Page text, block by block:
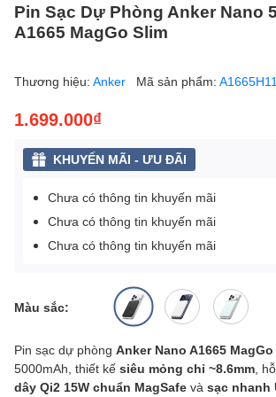
Pin Sạc Dự Phòng Anker Nano
A1665 MagGo Slim
Thương hiệu: Anker Mã sản phẩm: A1665H11
1.699.000₫
KHUYẾN MÃI - ƯU ĐÃI
Chưa có thông tin khuyến mãi
Chưa có thông tin khuyến mãi
Chưa có thông tin khuyến mãi
Màu sắc:
Pin sạc dự phòng Anker Nano A1665
5000mAh, thiết kế siêu mỏng chỉ ~8.6mm ,
dây Qi2 15W chuẩn MagSafe và sạc nhanh